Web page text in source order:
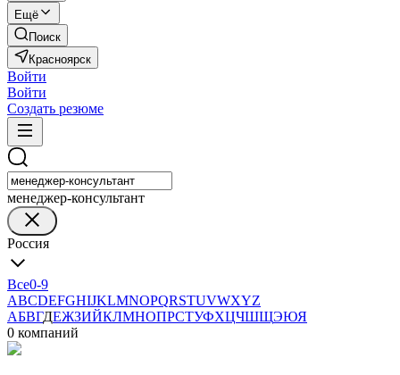
Ещё
Поиск
Красноярск
Войти
Войти
Создать резюме
менеджер-консультант
Россия
Все0-9
ABCDEFGHIJKLMNOPQRSTUVWXYZ
АБВГДЕЖЗИЙКЛМНОПРСТУФХЦЧШЩЭЮЯ
0 компаний